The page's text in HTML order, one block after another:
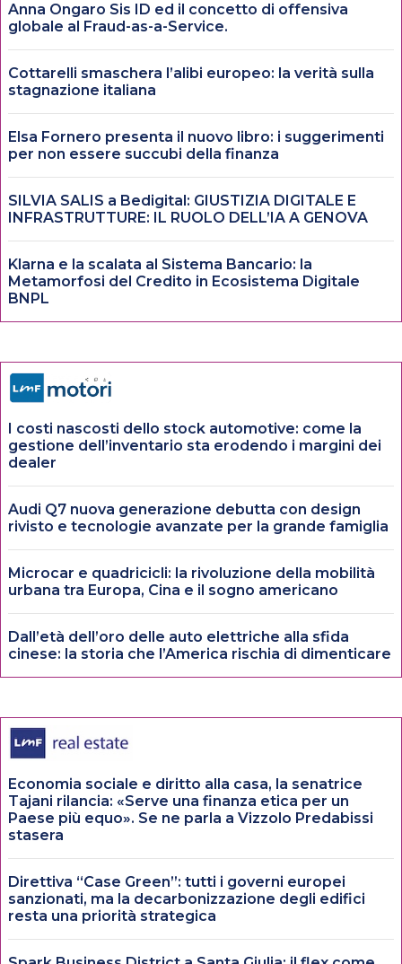
Anna Ongaro Sis ID ed il concetto di offensiva
globale al Fraud-as-a-Service.
Cottarelli smaschera l’alibi europeo: la verità sulla
stagnazione italiana
Elsa Fornero presenta il nuovo libro: i suggerimenti
per non essere succubi della finanza
SILVIA SALIS a Bedigital: GIUSTIZIA DIGITALE E
INFRASTRUTTURE: IL RUOLO DELL’IA A GENOVA
Klarna e la scalata al Sistema Bancario: la
Metamorfosi del Credito in Ecosistema Digitale
BNPL
I costi nascosti dello stock automotive: come la
gestione dell’inventario sta erodendo i margini dei
dealer
Audi Q7 nuova generazione debutta con design
rivisto e tecnologie avanzate per la grande famiglia
Microcar e quadricicli: la rivoluzione della mobilità
urbana tra Europa, Cina e il sogno americano
Dall’età dell’oro delle auto elettriche alla sfida
cinese: la storia che l’America rischia di dimenticare
Economia sociale e diritto alla casa, la senatrice
Tajani rilancia: «Serve una finanza etica per un
Paese più equo». Se ne parla a Vizzolo Predabissi
stasera
Direttiva “Case Green”: tutti i governi europei
sanzionati, ma la decarbonizzazione degli edifici
resta una priorità strategica